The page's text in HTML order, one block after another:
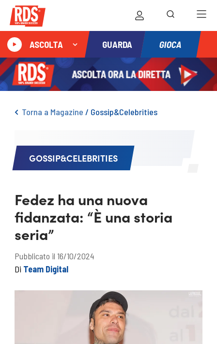
ASCOLTA GUARDA GIOCA
Torna a Magazine / Gossip&Celebrities
GOSSIP&CELEBRITIES
Fedez ha una nuova
fidanzata: “È una storia
seria”
Pubblicato il 16/10/2024
Di Team Digital